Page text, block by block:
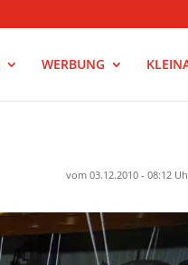
WERBUNG
vom 03.12.2010 - 08:12